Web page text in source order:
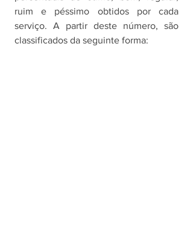
ruim e péssimo obtidos por cada
serviço. A partir deste número, são
classificados da seguinte forma: